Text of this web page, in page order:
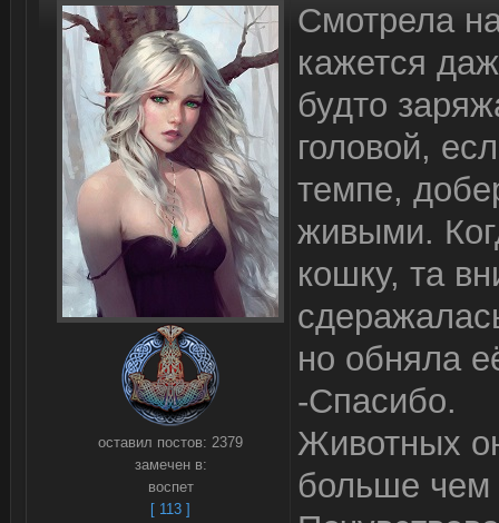
оставил постов: 2379
замечен в:
воспет
[ 113 ]
Смотрела
кажется
будто
головой,
темпе,
живыми.
кошку, та
но обняла
-Спасибо.
Животных
больше